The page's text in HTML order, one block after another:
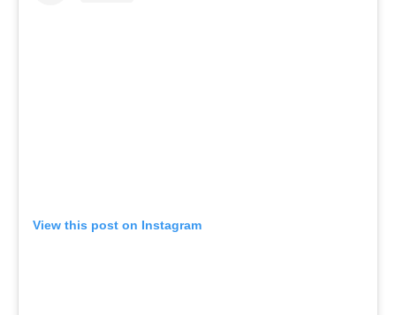
View this post on Instagram